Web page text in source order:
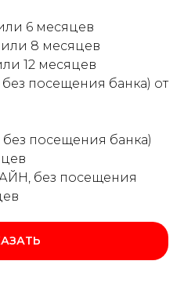
6 месяцев
или 8 месяцев
12 месяцев
посещения банка) от
посещения банка)
без посещения